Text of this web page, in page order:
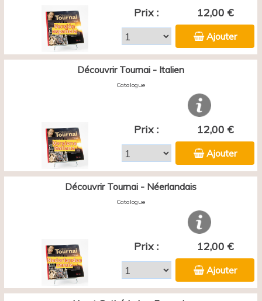
Prix : 12,00 €
Ajouter
Découvrir Tournai - Italien
Catalogue
Prix : 12,00 €
Ajouter
Découvrir Tournai - Néerlandais
Catalogue
Prix : 12,00 €
Ajouter